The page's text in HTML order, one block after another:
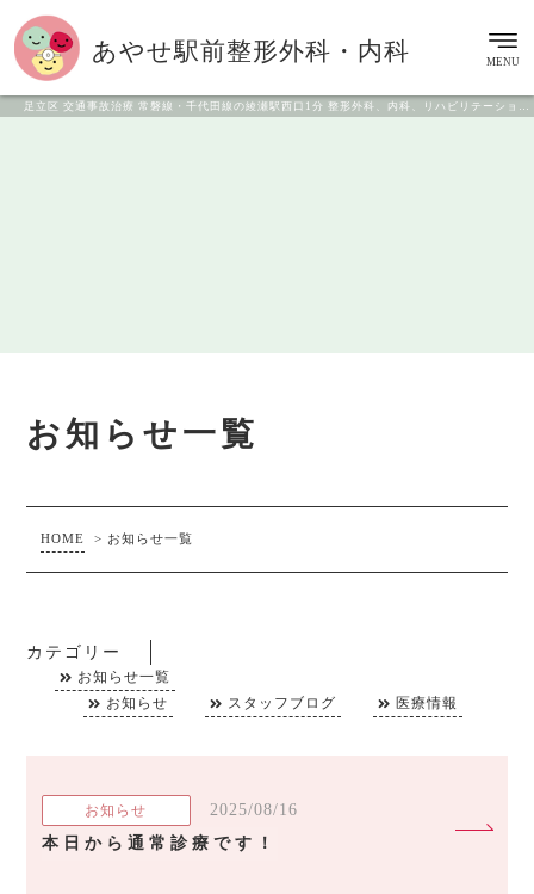
足立区 交通事故治療 常磐線・千代田線の綾瀬駅西口1分 整形外科、内科、リハビリテーション科
あやせ駅前整形外科・内科 MENU
お知らせ一覧
HOME > お知らせ一覧
カテゴリー
お知らせ一覧
お知らせ
スタッフブログ 医療情報
お知らせ
2025/08/16
本日から通常診療です！